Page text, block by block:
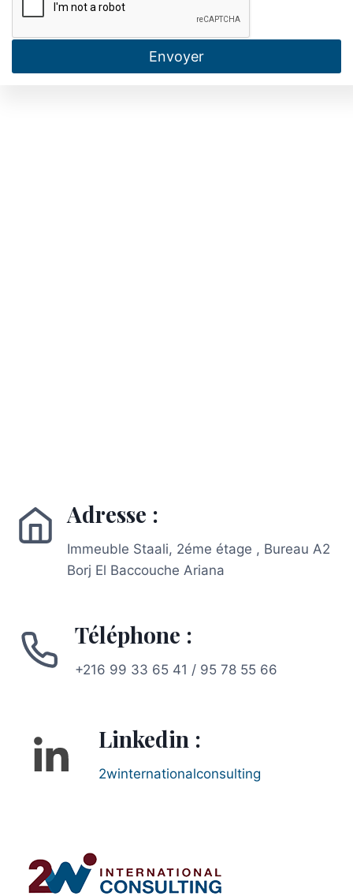
Envoyer
Adresse :
Immeuble Staali, 2éme étage , Bureau A2
Borj El Baccouche Ariana
Téléphone :
+216 99 33 65 41 / 95 78 55 66
Linkedin :
2winternationalconsulting